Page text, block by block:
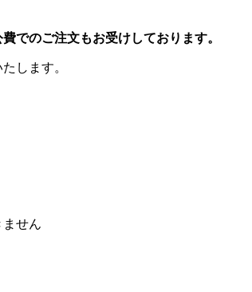
でのご注文もお受けしております。
します。
せん